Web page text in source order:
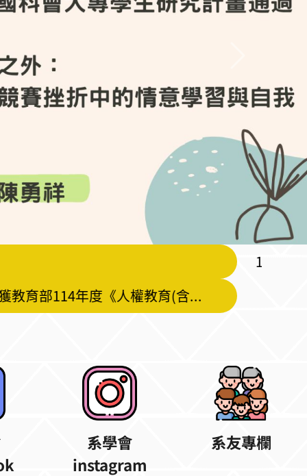
【恭賀】本校學生潘竽安、李昱穎，指導老師黃楷茹助理教授，榮獲教育部114年度《人權教育(含轉型正義)教案徵件競賽》優選
系學會
instagram
系友專欄